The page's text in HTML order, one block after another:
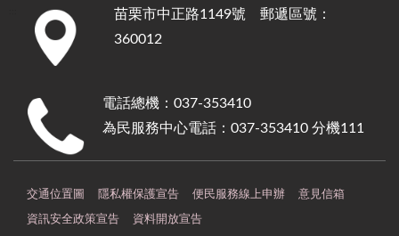
苗栗市中正路1149號 郵遞區號：
360012
電話總機：037-353410
為民服務中心電話：037-353410 分機111
交通位置圖 隱私權保護宣告 便民服務線上申辦 意見信箱
資訊安全政策宣告 資料開放宣告